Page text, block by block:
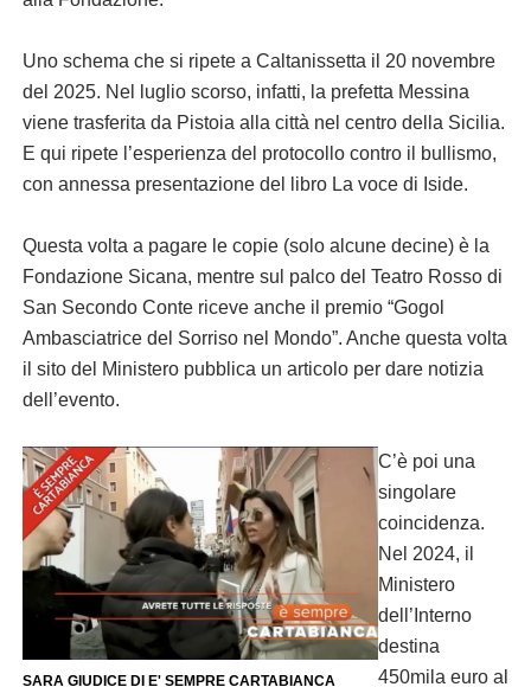
Uno schema che si ripete a Caltanissetta il 20 novembre
del 2025. Nel luglio scorso, infatti, la prefetta Messina
viene trasferita da Pistoia alla città nel centro della Sicilia.
E qui ripete l’esperienza del protocollo contro il bullismo,
con annessa presentazione del libro La voce di Iside.
Questa volta a pagare le copie (solo alcune decine) è la
Fondazione Sicana, mentre sul palco del Teatro Rosso di
San Secondo Conte riceve anche il premio “Gogol
Ambasciatrice del Sorriso nel Mondo”. Anche questa volta
il sito del Ministero pubblica un articolo per dare notizia
dell’evento.
SARA GIUDICE DI E' SEMPRE CARTABIANCA
C’è poi una
singolare
coincidenza.
Nel 2024, il
Ministero
dell’Interno
destina
450mila euro al